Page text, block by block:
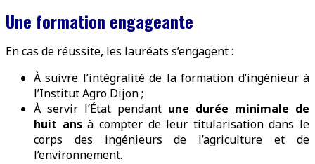
Une formation engageante
En cas de réussite, les lauréats s’engagent :
À suivre l’intégralité de la formation d’ingénieur à
l’Institut Agro Dijon ;
À servir l’État pendant une durée minimale de
huit ansà compter de leur titularisation dans le
corps des ingénieurs de l’agriculture et de
l’environnement.